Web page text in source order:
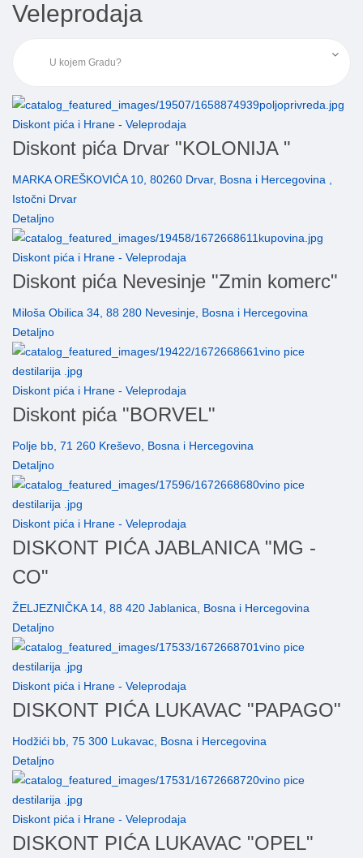
Veleprodaja
Diskont pića i Hrane - Veleprodaja
Diskont pića Drvar "KOLONIJA "
MARKA OREŠKOVIĆA 10, 80260 Drvar, Bosna i Hercegovina ,
Istočni Drvar
Detaljno
Diskont pića i Hrane - Veleprodaja
Diskont pića Nevesinje "Zmin komerc"
Miloša Obilica 34, 88 280 Nevesinje, Bosna i Hercegovina
Detaljno
Diskont pića i Hrane - Veleprodaja
Diskont pića "BORVEL"
Polje bb, 71 260 Kreševo, Bosna i Hercegovina
Detaljno
Diskont pića i Hrane - Veleprodaja
DISKONT PIĆA JABLANICA "MG -
CO"
ŽELJEZNIČKA 14, 88 420 Jablanica, Bosna i Hercegovina
Detaljno
Diskont pića i Hrane - Veleprodaja
DISKONT PIĆA LUKAVAC "PAPAGO"
Hodžići bb, 75 300 Lukavac, Bosna i Hercegovina
Detaljno
Diskont pića i Hrane - Veleprodaja
DISKONT PIĆA LUKAVAC "OPEL"